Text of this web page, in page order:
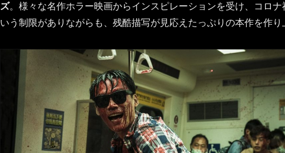
ズ。様々な名作ホラー映画からインスピレーションを受け、コロナ
いう制限がありながらも、残酷描写が見応えたっぷりの本作を作り